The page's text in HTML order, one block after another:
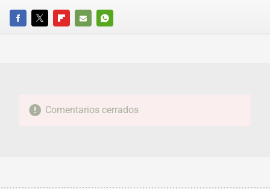
FACEBOOKTWITTERFLIPBOARD
E-
WHATSAPP
Comentarios cerrados